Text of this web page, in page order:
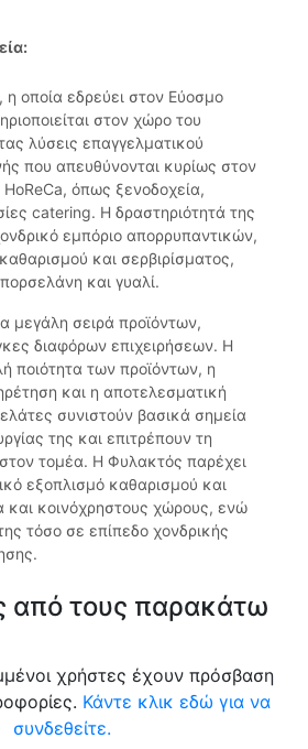
, η οποία εδρεύει στον Εύοσμο
στον χώρο του
λύσεις επαγγελματικού
που απευθύνονται κυρίως στον
όπως ξενοδοχεία,
catering. Η δραστηριότητά της
εμπόριο απορρυπαντικών,
και σερβιρίσματος,
και γυαλί.
μεγάλη σειρά προϊόντων,
διαφόρων επιχειρήσεων. Η
ποιότητα των προϊόντων, η
και η αποτελεσματική
συνιστούν βασικά σημεία
της και επιτρέπουν τη
τομέα. Η Φυλακτός παρέχει
εξοπλισμό καθαρισμού και
και κοινόχρηστους χώρους, ενώ
τόσο σε επίπεδο χονδρικής
από τους παρακάτω
χρήστες έχουν πρόσβαση
Κάντε κλικ εδώ για να
συνδεθείτε.